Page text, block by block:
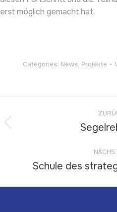
erst möglich gemacht hat.
Categories: News, Projekte
Schule des